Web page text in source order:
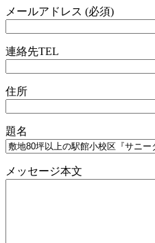
メールアドレス (必須)
連絡先TEL
住所
題名
メッセージ本文